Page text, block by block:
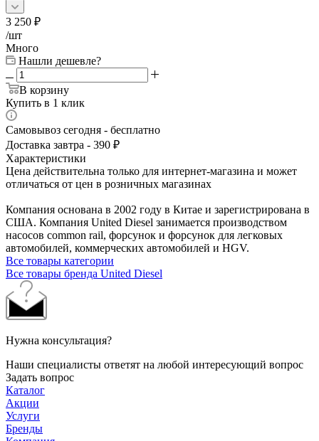
3 250 ₽
/шт
Много
Нашли дешевле?
В корзину
Купить в 1 клик
Самовывоз сегодня - бесплатно
Доставка завтра - 390 ₽
Характеристики
Цена действительна только для интернет-магазина и может
отличаться от цен в розничных магазинах
Компания основана в 2002 году в Китае и зарегистрирована в
США. Компания United Diesel занимается производством
насосов common rail, форсунок и форсунок для легковых
автомобилей, коммерческих автомобилей и HGV.
Все товары категории
Все товары бренда United Diesel
Нужна консультация?
Наши специалисты ответят на любой интересующий вопрос
Задать вопрос
Каталог
Акции
Услуги
Бренды